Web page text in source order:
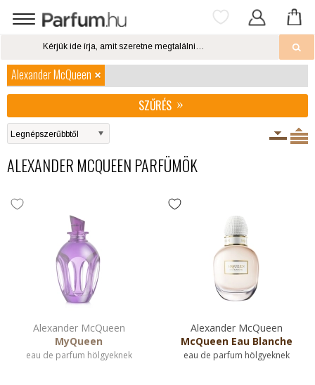
Alexander McQueen
SZŰRÉS
ALEXANDER MCQUEEN PARFÜMÖK
Alexander McQueen
MyQueen
eau de parfum hölgyeknek
Alexander McQueen
McQueen Eau Blanche
eau de parfum hölgyeknek